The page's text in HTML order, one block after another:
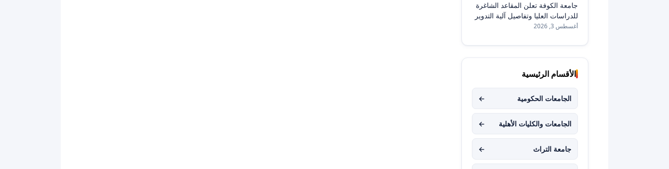
جامعة الكوفة تعلن المقاعد الشاغرة
للدراسات العليا وتفاصيل آلية التدوير
أغسطس 3, 2026
الأقسام الرئيسية
الجامعات الحكومية ←
الجامعات والكليات الأهلية ←
جامعة التراث ←